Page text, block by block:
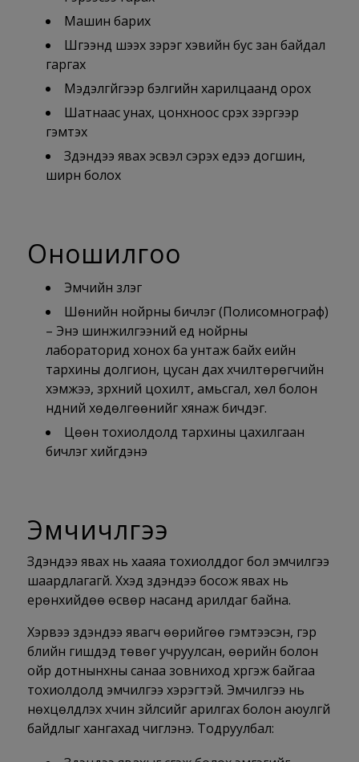
Машин барих
Шүүгээнд шээх зэрэг хэвийн бус зан байдал
гаргах
Мэдэлгүйгээр бэлгийн харилцаанд орох
Шатнаас унах, цонхноос үсрэх зэргээр
гэмтэх
Зүүдэндээ явах эсвэл сэрэх үедээ догшин,
ширүүн болох
Оношилгоо
Эмчийн үзлэг
Шөнийн нойрны бичлэг (Полисомнограф)
– Энэ шинжилгээний үед нойрны
лабораторид хонох ба унтаж байх үеийн
тархины долгион, цусан дах хүчилтөрөгчийн
хэмжээ, зүрхний цохилт, амьсгал, хөл болон
нүдний хөдөлгөөнийг хянаж бичдэг.
Цөөн тохиолдолд тархины цахилгаан
бичлэг хийгдэнэ
Эмчичлгээ
Зүүдэндээ явах нь хааяа тохиолддог бол эмчилгээ
шаардлагагүй. Хүүхэд зүүдэндээ босож явах нь
ерөнхийдөө өсвөр насанд арилдаг байна.
Хэрвээ зүүдэндээ явагч өөрийгөө гэмтээсэн, гэр
бүлийн гишүүдэд төвөг учруулсан, өөрийн болон
ойр дотнынхны санаа зовниход хүргэж байгаа
тохиолдолд эмчилгээ хэрэгтэй. Эмчилгээ нь
нөхцөлдүүлэх хүчин зүйлсийг арилгах болон аюулгүй
байдлыг хангахад чиглэнэ. Тодруулбал: